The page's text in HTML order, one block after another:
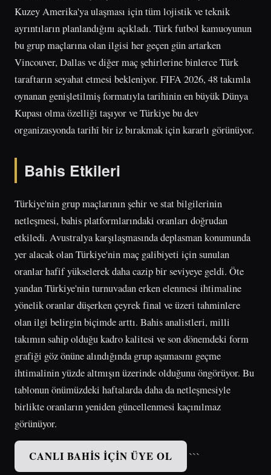
Kuzey Amerika'ya ulaşması için tüm lojistik ve teknik
ayrıntıların planlandığını açıkladı. Türk futbol kamuoyunun
bu grup maçlarına olan ilgisi her geçen gün artarken
Vincouver, Dallas ve diğer maç şehirlerine binlerce Türk
taraftarın seyahat etmesi bekleniyor. FIFA 2026, 48 takımla
oynanan genişletilmiş formatıyla tarihinin en büyük Dünya
Kupası olma özelliği taşıyor ve Türkiye bu dev
organizasyonda tarihî bir iz bırakmak için kararlı görünüyor.
Bahis Etkileri
Türkiye'nin grup maçlarının şehir ve stat bilgilerinin
netleşmesi, bahis platformlarındaki oranları doğrudan
etkiledi. Avustralya karşılaşmasında deplasman konumunda
yer alacak olan Türkiye'nin maç galibiyeti için sunulan
oranlar hafif yükselerek daha cazip bir seviyeye geldi. Öte
yandan Türkiye'nin turnuvadan erken elenmesi ihtimaline
yönelik oranlar düşerken çeyrek final ve üzeri tahminlere
olan ilgi belirgin biçimde arttı. Bahis analistleri, milli
takımın sahip olduğu kadro kalitesi ve son dönemdeki form
grafiği göz önüne alındığında grup aşamasını geçme
ihtimalinin yüzde altmışın üzerinde olduğunu öngörüyor. Bu
tablonun önümüzdeki haftalarda daha da netleşmesiyle
birlikte oranların yeniden güncellenmesi kaçınılmaz
görünüyor.
CANLI BAHIS İÇIN ÜYE OL ```